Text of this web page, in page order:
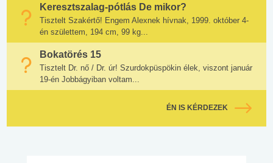
Keresztszalag-pótlás De mikor?
Tisztelt Szakértő! Engem Alexnek hívnak, 1999. október 4-
én születtem, 194 cm, 99 kg...
Bokatörés 15
Tisztelt Dr. nő / Dr. úr! Szurdokpüspökin élek, viszont január
19-én Jobbágyiban voltam...
ÉN IS KÉRDEZEK